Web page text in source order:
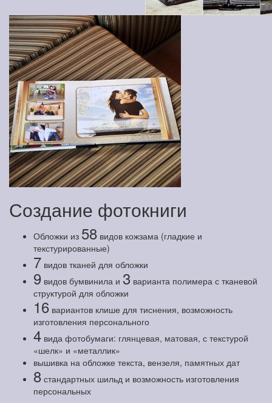
Создание фотокниги
Обложки из 58 видов кожзама (гладкие и
текстурированные)
7 видов тканей для обложки
9 видов бумвинила и 3 варианта полимера с тканевой
структурой для обложки
16 вариантов клише для тиснения, возможность
изготовления персонального
4 вида фотобумаги: глянцевая, матовая, с текстурой
«шелк» и «металлик»
вышивка на обложке текста, вензеля, памятных дат
8 стандартных шильд и возможность изготовления
персональных